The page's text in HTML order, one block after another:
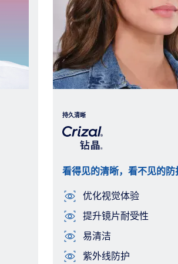
持久清晰
看得见的清晰，看不见的防
优化视觉体验
提升镜片耐受性
易清洁
紫外线防护